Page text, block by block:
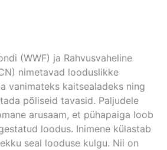
(WWF) ja Rahvusvaheline
nimetavad looduslikke
vanimateks kaitsealadeks ning
põliseid tavasid. Paljudele
arusaam, et pühapaiga loob
loodus. Inimene külastab
seal looduse kulgu. Nii on